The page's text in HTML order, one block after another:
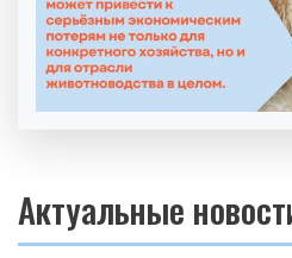
Актуальные